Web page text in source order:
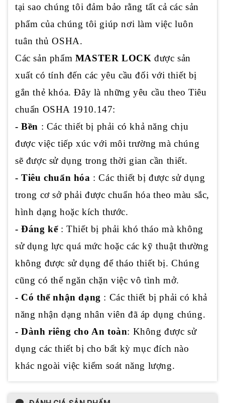
tại sao chúng tôi đảm bảo rằng tất cả các sản
phẩm của chúng tôi giúp nơi làm việc luôn
tuân thủ OSHA.
Các sản phẩm MASTER LOCK được sản
xuất có tính đến các yêu cầu đối với thiết bị
gắn thẻ khóa. Đây là những yêu cầu theo Tiêu
chuẩn OSHA 1910.147:
- Bền : Các thiết bị phải có khả năng chịu
được việc tiếp xúc với môi trường mà chúng
sẽ được sử dụng trong thời gian cần thiết.
- Tiêu chuẩn hóa : Các thiết bị được sử dụng
trong cơ sở phải được chuẩn hóa theo màu sắc,
hình dạng hoặc kích thước.
- Đáng kể: Thiết bị phải khó tháo mà không
sử dụng lực quá mức hoặc các kỹ thuật thường
không được sử dụng để tháo thiết bị. Chúng
cũng có thể ngăn chặn việc vô tình mở.
- Có thể nhận dạng : Các thiết bị phải có khả
năng nhận dạng nhân viên đã áp dụng chúng.
- Dành riêng cho An toàn: Không được sử
dụng các thiết bị cho bất kỳ mục đích nào
khác ngoài việc kiểm soát năng lượng.